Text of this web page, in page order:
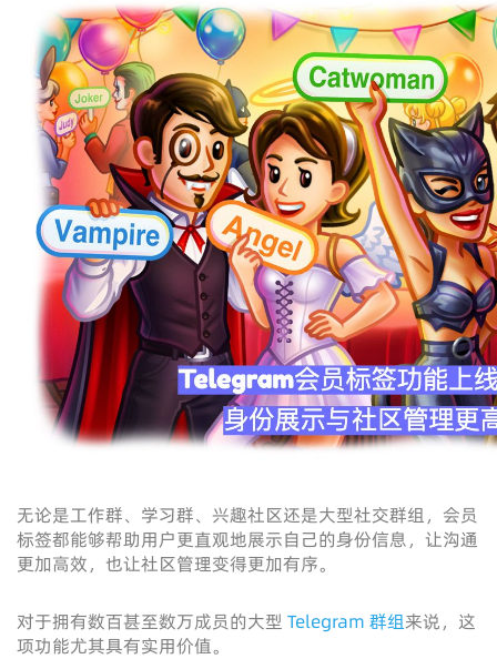
无论是工作群、学习群、兴趣社区还是大型社交群组，会员
标签都能够帮助用户更直观地展示自己的身份信息，让沟通
更加高效，也让社区管理变得更加有序。
对于拥有数百甚至数万成员的大型 Telegram 群组来说，这
项功能尤其具有实用价值。